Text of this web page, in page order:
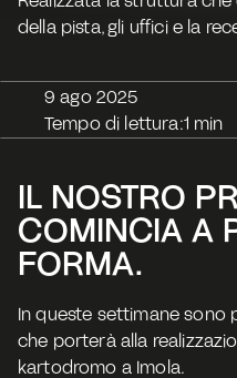
della pista, gli uffici e la
9 ago 2025
Tempo di lettura:1 min
IL NOSTRO
COMINCIA A
FORMA.
In queste settimane sono
che porterà alla
kartodromo a Imola.